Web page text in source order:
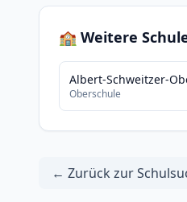
🏫 Weitere
Albert-Schweitzer-
Oberschule
← Zurück zur